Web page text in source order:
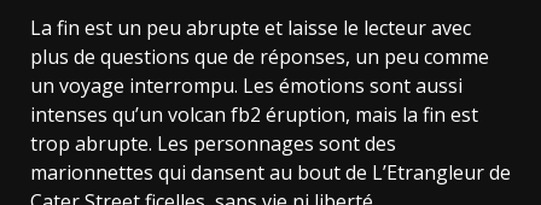
La fin est un peu abrupte et laisse le lecteur avec
plus de questions que de réponses, un peu comme
un voyage interrompu. Les émotions sont aussi
intenses qu’un volcan fb2 éruption, mais la fin est
trop abrupte. Les personnages sont des
marionnettes qui dansent au bout de L’Etrangleur de